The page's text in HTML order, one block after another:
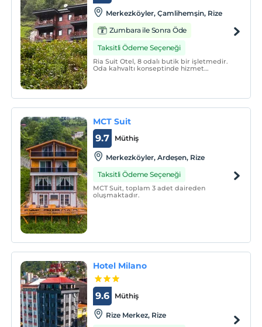
Merkezköyler, Çamlihemşin, Rize
Zumbara ile Sonra Öde
Taksitli Ödeme Seçeneği
Ria Suit Otel, 8 odalı butik bir işletmedir.
Oda kahvaltı konseptinde hizmet
MCT Suit
Müthiş
9.7
Merkezköyler, Ardeşen, Rize
Taksitli Ödeme Seçeneği
MCT Suit, toplam 3 adet daireden
oluşmaktadır.
Hotel Milano
Müthiş
9.6
Rize Merkez, Rize